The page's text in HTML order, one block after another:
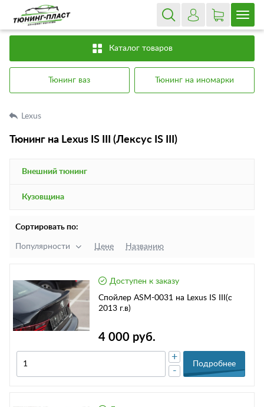
Каталог товаров
Тюнинг ваз Тюнинг на иномарки
Lexus
Тюнинг на Lexus IS III (Лексус IS III)
Внешний тюнинг
Кузовщина
Сортировать по:
Популярности Цене Названию
Доступен к заказу
Спойлер ASM-0031 на Lexus IS III(с
2013 г.в)
4 000 руб.
-
+
Подробнее